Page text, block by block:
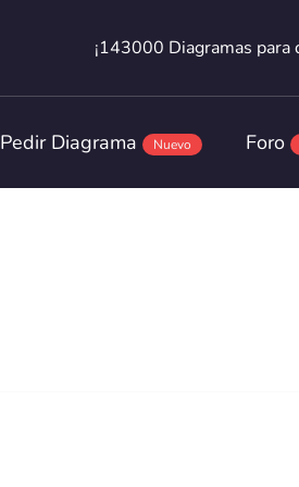
¡143000 Diagramas para
¡143000 Diagramas para
Pedir Diagrama Nuevo Foro